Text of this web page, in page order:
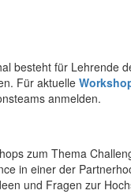
besteht für Lehrende
Für aktuelle
anmelden.
zum Thema
in einer der
und Fragen zur